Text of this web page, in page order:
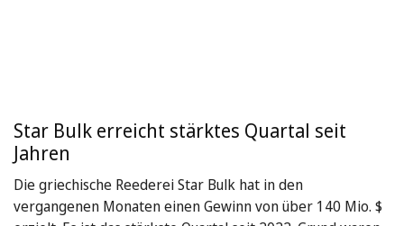
Star Bulk erreicht stärktes Quartal seit
Jahren
Die griechische Reederei Star Bulk hat in den
vergangenen Monaten einen Gewinn von über 140 Mio. $